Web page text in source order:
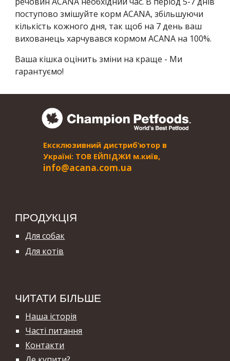
поступово змішуйте корм ACANA, збільшуючи
кількість кожного дня, так щоб на 7 день ваш
вихованець харчувався кормом ACANA на 100%.
Ваша кішка оцінить зміни на краще - Ми
гарантуємо!
Ексклюзивний дистриб’ютор в
Україні: ТОВ ЕЙПІДЖИ м.київ,
info@acana.com.ua
ПРОДУКЦІЯ
Для собак
Для котів
ЧИТАТИ БІЛЬШЕ
Наша історія
Часті питання
Контакти